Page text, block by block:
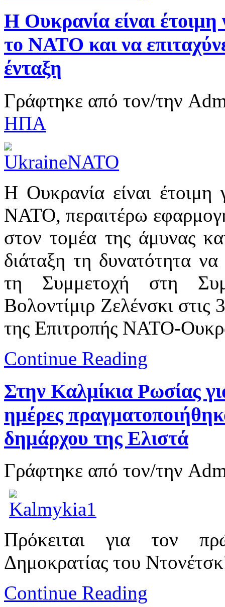
Η Ουκρανία είναι έτοιμη
το ΝΑΤΟ και να
ένταξη
Γράφτηκε από τον/την
ΗΠΑ
Η Ουκρανία είναι έτοιμη
ΝΑΤΟ, περαιτέρω
στον τομέα της άμυνας
διάταξη τη δυνατότητα
τη Συμμετοχή στη
Βολοντίμιρ Ζελένσκι
της Επιτροπής ΝΑΤΟ-
Continue Reading
Στην Καλμίκια Ρωσίας
ημέρες
δημάρχου της Ελιστά
Γράφτηκε από τον/την
Πρόκειται για τον
Δημοκρατίας του
Continue Reading